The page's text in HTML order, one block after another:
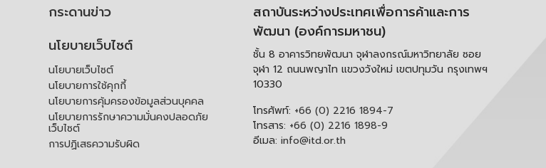
กระดานข่าว
นโยบายเว็บไซต์
นโยบายเว็บไซต์
นโยบายการใช้คุกกี้
นโยบายการคุ้มครองข้อมูลส่วนบุคคล
นโยบายการรักษาความมั่นคงปลอดภัย
เว็บไซต์
การปฏิเสธความรับผิด
สถาบันระหว่างประเทศเพื่อการค้าและการ
พัฒนา (องค์การมหาชน)
ชั้น 8 อาคารวิทยพัฒนา จุฬาลงกรณ์มหาวิทยาลัย ซอย
จุฬา 12 ถนนพญาไท แขวงวังใหม่ เขตปทุมวัน กรุงเทพฯ
10330
โทรศัพท์: +66 (0) 2216 1894-7
โทรสาร: +66 (0) 2216 1898-9
อีเมล: info@itd.or.th